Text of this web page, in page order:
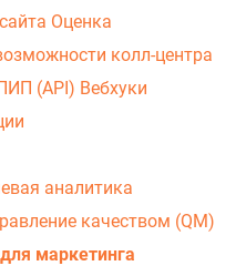
Оценка
колл-центра
(API) Вебхуки
аналитика
качеством (QM)
маркетинга